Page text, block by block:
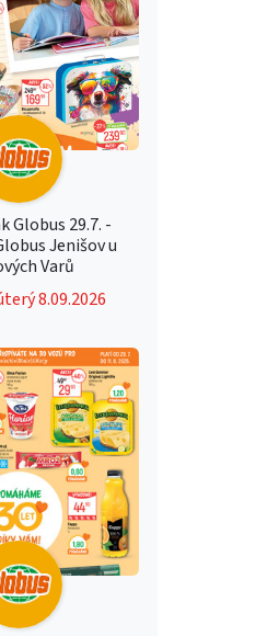
Globus 29.7. -
Jenišov u
Varů
8.09.2026